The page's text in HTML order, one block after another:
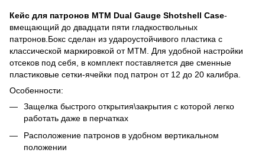
Кейс для патронов MTM Dual Gauge Shotshell Case-
вмещающий до двадцати пяти гладкоствольных
патронов.Бокс сделан из удароустойчивого пластика с
классической маркировкой от МТМ. Для удобной настройки
отсеков под себя, в комплект поставляется две сменные
пластиковые сетки-ячейки под патрон от 12 до 20 калибра.
Особенности:
Защелка быстрого открытия\закрытия с которой легко
работать даже в перчатках
Расположение патронов в удобном вертикальном
положении